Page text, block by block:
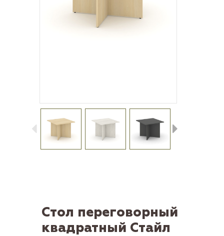
Стол переговорный
квадратный Стайл